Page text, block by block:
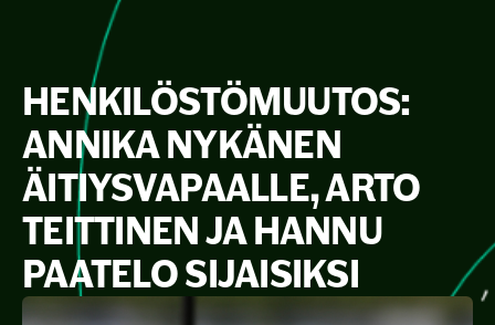
HENKILÖSTÖMUUTOS:
ANNIKA NYKÄNEN
ÄITIYSVAPAALLE, ARTO
TEITTINEN JA HANNU
PAATELO SIJAISIKSI